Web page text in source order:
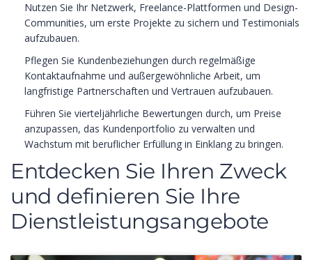
Nutzen Sie Ihr Netzwerk, Freelance-Plattformen und Design-
Communities, um erste Projekte zu sichern und Testimonials
aufzubauen.
Pflegen Sie Kundenbeziehungen durch regelmäßige
Kontaktaufnahme und außergewöhnliche Arbeit, um
langfristige Partnerschaften und Vertrauen aufzubauen.
Führen Sie vierteljährliche Bewertungen durch, um Preise
anzupassen, das Kundenportfolio zu verwalten und
Wachstum mit beruflicher Erfüllung in Einklang zu bringen.
Entdecken Sie Ihren Zweck
und definieren Sie Ihre
Dienstleistungsangebote